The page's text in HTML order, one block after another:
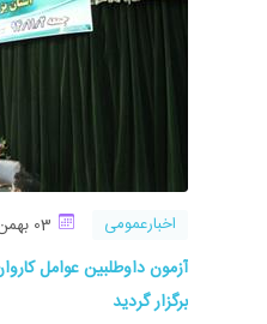
اخبارعمومی
برگزار گردید